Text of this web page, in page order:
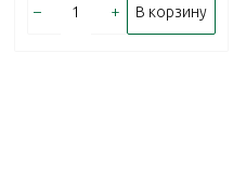
– + В корзину